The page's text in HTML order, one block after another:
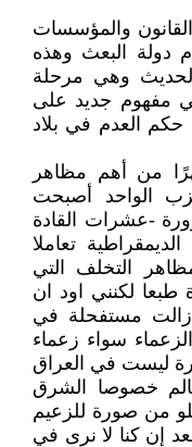
القانون والمؤسسات
دولة البعث وهذه
وهي مرحلة
مفهوم جديد على
العدم في بلاد
من أهم مظاهر
الواحد أصبحت
-عشرات القادة
تعاملا
التخلف التي
لكنني اود ان
زالت مستفحلة في
سواء زعماء
ليست في العراق
خصوصا الشرق
من صورة للزعيم
إن كنا لا نرى في